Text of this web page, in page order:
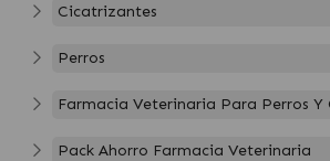
Cicatrizantes
Perros
Farmacia Veterinaria Para Perros Y
Pack Ahorro Farmacia Veterinaria